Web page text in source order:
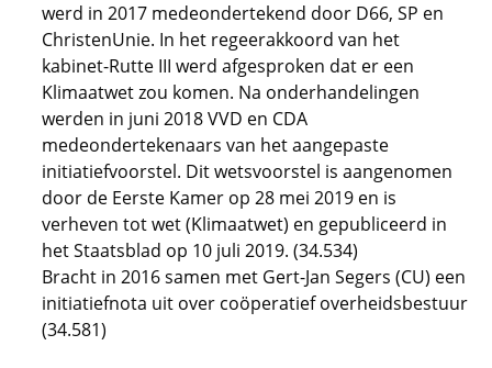
werd in 2017 medeondertekend door D66, SP en
ChristenUnie. In het regeerakkoord van het
kabinet-Rutte III werd afgesproken dat er een
Klimaatwet zou komen. Na onderhandelingen
werden in juni 2018 VVD en CDA
medeondertekenaars van het aangepaste
initiatiefvoorstel. Dit wetsvoorstel is aangenomen
door de Eerste Kamer op 28 mei 2019 en is
verheven tot wet (Klimaatwet) en gepubliceerd in
het Staatsblad op 10 juli 2019. (34.534)
Bracht in 2016 samen met Gert-Jan Segers (CU) een
initiatiefnota uit over coöperatief overheidsbestuur
(34.581)